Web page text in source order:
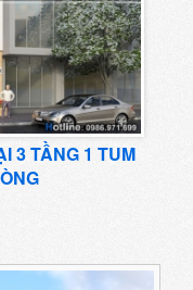
3 TẦNG 1 TUM